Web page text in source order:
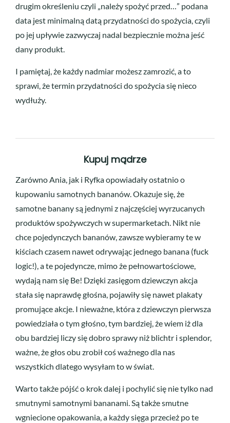
drugim określeniu czyli „należy spożyć przed…” podana
data jest minimalną datą przydatności do spożycia, czyli
po jej upływie zazwyczaj nadal bezpiecznie można jeść
dany produkt.
I pamiętaj, że każdy nadmiar możesz zamrozić, a to
sprawi, że termin przydatności do spożycia się nieco
wydłuży.
Kupuj mądrze
Zarówno Ania, jak i Ryfka opowiadały ostatnio o
kupowaniu samotnych bananów. Okazuje się, że
samotne banany są jednymi z najczęściej wyrzucanych
produktów spożywczych w supermarketach. Nikt nie
chce pojedynczych bananów, zawsze wybieramy te w
kiściach czasem nawet odrywając jednego banana (fuck
logic!), a te pojedyncze, mimo że pełnowartościowe,
wydają nam się Be! Dzięki zasięgom dziewczyn akcja
stała się naprawdę głośna, pojawiły się nawet plakaty
promujące akcje. I nieważne, która z dziewczyn pierwsza
powiedziała o tym głośno, tym bardziej, że wiem iż dla
obu bardziej liczy się dobro sprawy niż blichtr i splendor,
ważne, że głos obu zrobił coś ważnego dla nas
wszystkich dlatego wysyłam to w świat.
Warto także pójść o krok dalej i pochylić się nie tylko nad
smutnymi samotnymi bananami. Są także smutne
wgniecione opakowania, a każdy sięga przecież po te